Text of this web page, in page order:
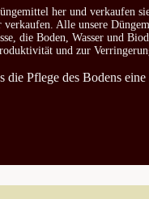
her und verkaufen
verkaufen. Alle unsere
die Boden, Wasser und
und zur
die Pflege des Bodens